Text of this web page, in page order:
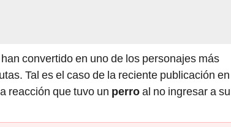
convertido en uno de los personajes más
Tal es el caso de la reciente publicación en
reacción que tuvo un perroal no ingresar a su